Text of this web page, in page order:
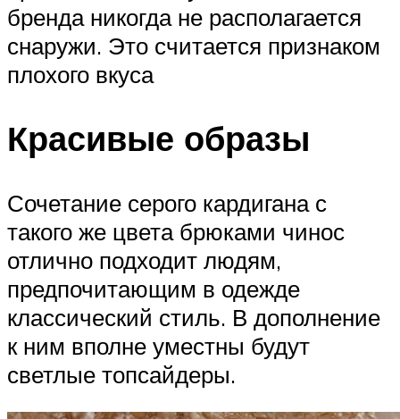
бренда никогда не располагается
снаружи. Это считается признаком
плохого вкуса
Красивые образы
Сочетание серого кардигана с
такого же цвета брюками чинос
отлично подходит людям,
предпочитающим в одежде
классический стиль. В дополнение
к ним вполне уместны будут
светлые топсайдеры.